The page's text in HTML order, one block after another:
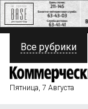
ПОЛИТИКА
ФИНАНСЫ
Все рубрики
Пятница, 7 Августа